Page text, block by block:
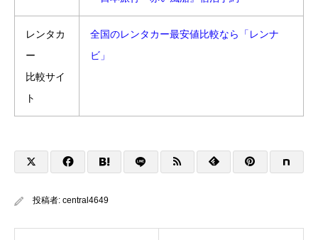
レンタカ
ー
比較サイ
ト
全国のレンタカー最安値比較なら「レンナ
ビ」
投稿者: central4649